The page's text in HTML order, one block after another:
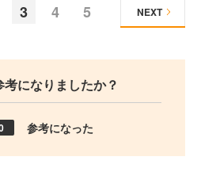
3 4 5 NEXT
考になりましたか？
参考になった